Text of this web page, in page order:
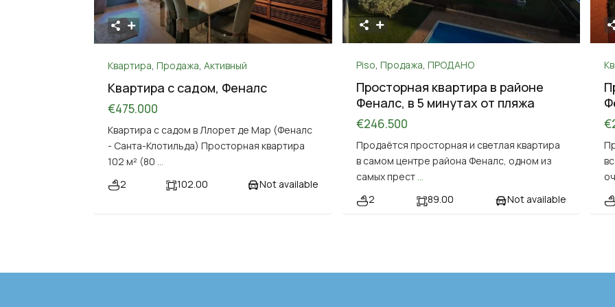
Квартира Продажа Активный
Квартира с садом, Феналс
€475.000
Квартира с садом в Ллорет де Мар (Феналс
- Санта-Клотильда) Просторная квартира
102 м² (80
2
102.00 Not available
Piso, Продажа, ПРОДАНО
Просторная квартира в районе
Феналс, в 5 минутах от пляжа
€246.500
Продаётся просторная и светлая квартира
в самом центре района Феналс, одном из
самых прест...
2
89.00 Not available